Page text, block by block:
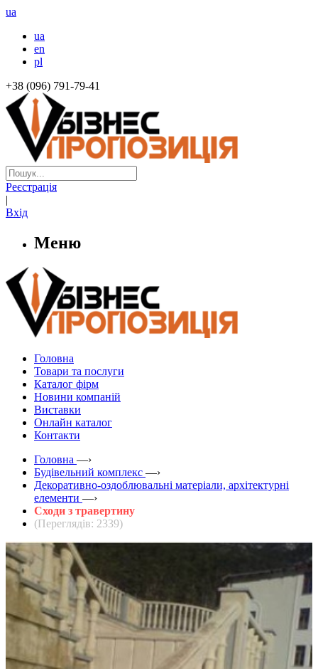
ua
ua
en
pl
+38 (096) 791-79-41
Реєстрація
|
Вхід
Меню
Головна
Товари та послуги
Каталог фірм
Новини компаній
Виставки
Онлайн каталог
Контакти
Головна —›
Будівельний комплекс —›
Декоративно-оздоблювальні матеріали, архітектурні
елементи —›
Сходи з травертину
(Переглядів: 2339)